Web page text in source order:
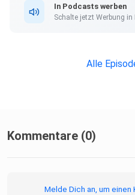
Zielgruppe, das heißt deren
In Podcasts werben
Schalte jetzt Werbung in
Alle
Kommentare (0)
Melde Dich an, um einen